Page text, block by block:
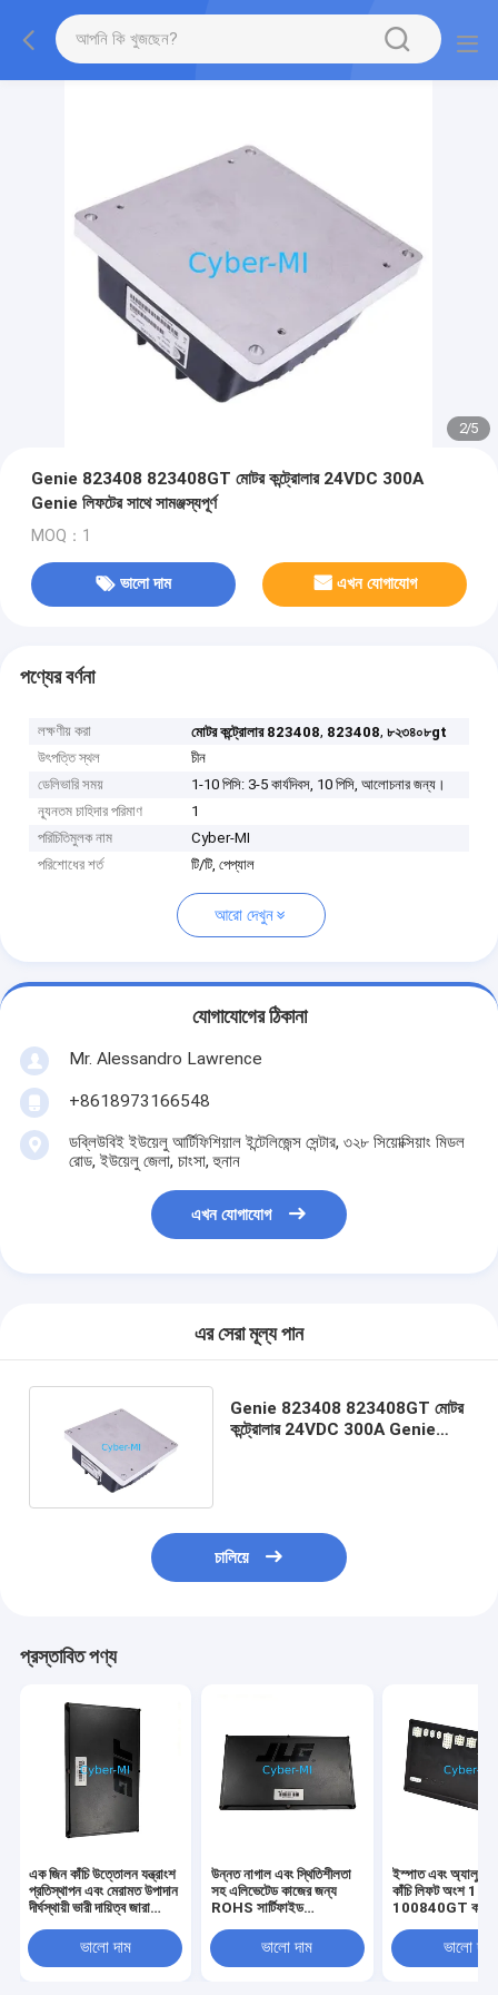
2/5
Genie 823408 823408GT মোটর কন্ট্রোলার 24VDC 300A
Genie লিফটের সাথে সামঞ্জস্যপূর্ণ
MOQ：1
ভালো দাম এখন যোগাযোগ
পণ্যের বর্ণনা
লক্ষণীয় করা মোটর কন্ট্রোলার 823408, 823408,৮২৩৪০৮gt
উৎপত্তি স্থল
চীন
ডেলিভারি সময়
1-10 পিসি: 3-5 কার্যদিবস, 10 পিসি, আলোচনার জন্য।
ন্যূনতম চাহিদার পরিমাণ
1
পরিচিতিমুলক নাম
Cyber-MI
পরিশোধের শর্ত
টি/টি, পেপ্যাল
আরো দেখুন
যোগাযোগের ঠিকানা
Mr. Alessandro Lawrence
+8618973166548
ডব্লিউবিই ইউয়েলু আর্টিফিশিয়াল ইন্টেলিজেন্স সেন্টার, ৩২৮ সিয়োক্সিয়াং মিডল
রোড, ইউয়েলু জেলা, চাংসা, হুনান
এখন যোগাযোগ
এর সেরা মূল্য পান
Genie 823408 823408GT মোটর
কন্ট্রোলার 24VDC 300A Genie
চালিয়ে
প্রস্তাবিত পণ্য
এক জিন কাঁচি উত্তোলন যন্ত্রাংশ
প্রতিস্থাপন এবং মেরামত উপাদান
দীর্ঘস্থায়ী ভারী দায়িত্ব জারা
ভালো দাম
উন্নত নাগাল এবং স্থিতিশীলতা
সহ এলিভেটেড কাজের জন্য
ROHS সার্টিফাইড
সরঞ্জাম যন্ত্রাংশভালো দাম
ইস্পাত এবং
কাঁচি লিফট অংশ
100840GT
ভালো দাম